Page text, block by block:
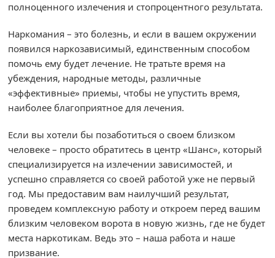
полноценного излечения и стопроцентного результата.
Наркомания – это болезнь, и если в вашем окружении
появился наркозависимый, единственным способом
помочь ему будет лечение. Не тратьте время на
убеждения, народные методы, различные
«эффективные» приемы, чтобы не упустить время,
наиболее благоприятное для лечения.
Если вы хотели бы позаботиться о своем близком
человеке – просто обратитесь в центр «Шанс», который
специализируется на излечении зависимостей, и
успешно справляется со своей работой уже не первый
год. Мы предоставим вам наилучший результат,
проведем комплексную работу и откроем перед вашим
близким человеком ворота в новую жизнь, где не будет
места наркотикам. Ведь это – наша работа и наше
призвание.